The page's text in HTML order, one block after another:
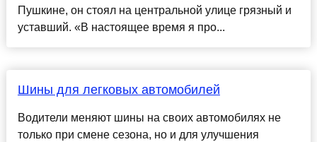
Пушкине, он стоял на центральной улице грязный и
уставший. «В настоящее время я про...
Шины для легковых автомобилей
Водители меняют шины на своих автомобилях не
только при смене сезона, но и для улучшения